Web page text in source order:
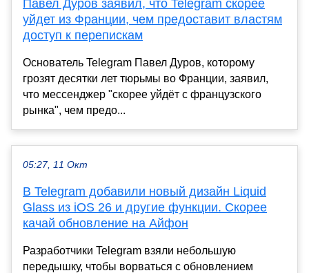
Павел Дуров заявил, что Telegram скорее
уйдет из Франции, чем предоставит властям
доступ к перепискам
Основатель Telegram Павел Дуров, которому
грозят десятки лет тюрьмы во Франции, заявил,
что мессенджер "скорее уйдёт с французского
рынка", чем предо...
05:27, 11 Окт
В Telegram добавили новый дизайн Liquid
Glass из iOS 26 и другие функции. Скорее
качай обновление на Айфон
Разработчики Telegram взяли небольшую
передышку, чтобы ворваться с обновлением